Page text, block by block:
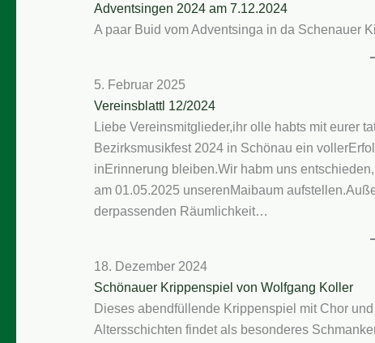
Adventsingen 2024 am 7.12.2024
A paar Buid vom Adventsinga in da Schenauer
5. Februar 2025
Vereinsblattl 12/2024
Liebe Vereinsmitglieder,ihr olle habts mit eurer
Bezirksmusikfest 2024 in Schönau ein
inErinnerung bleiben.Wir habm uns
am 01.05.2025 unserenMaibaum
derpassenden Räumlichkeit…
18. Dezember 2024
Schönauer Krippenspiel von Wolfgang Koller
Dieses abendfüllende Krippenspiel mit Chor
Altersschichten findet als besonderes